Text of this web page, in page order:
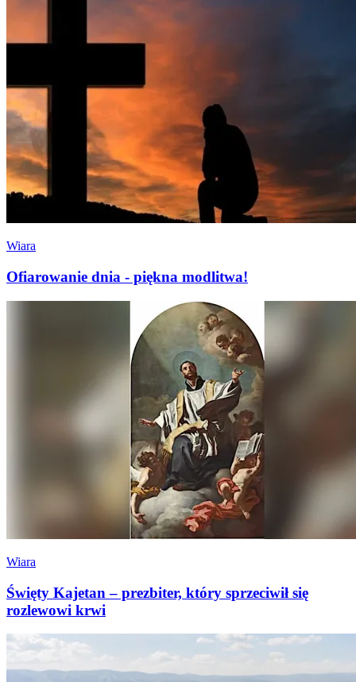
Wiara
Ofiarowanie dnia - piękna modlitwa!
Wiara
Święty Kajetan – prezbiter, który sprzeciwił się
rozlewowi krwi